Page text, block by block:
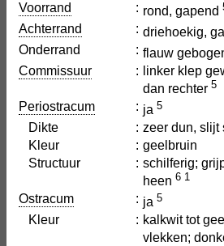
Voorrand : rond, gapend
Achterrand : driehoekig,
Onderrand : flauw
Commissuur :
linker klep
dan rechter 5
Periostracum : ja 5
Dikte : zeer dun, slijt
Kleur
: geelbruin
Structuur
: schilferig;
heen 6 1
Ostracum : ja 5
Kleur : kalkwit tot
vlekken;